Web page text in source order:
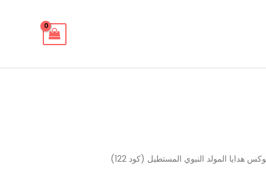
هدايا المولد النبوي المستطيل (كود 122)